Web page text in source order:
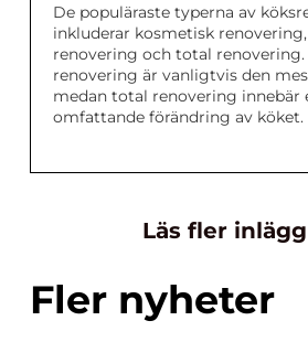
De populäraste typerna av
inkluderar kosmetisk
renovering och total
renovering är vanligtvis den
medan total renovering innebär
omfattande förändring av köket.
Läs fler
Fler nyheter